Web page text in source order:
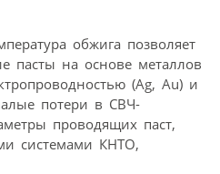
обжига позволяет
пасты на основе металлов
(Ag, Au) и
потери в СВЧ-
проводящих паст,
системами КНТО,